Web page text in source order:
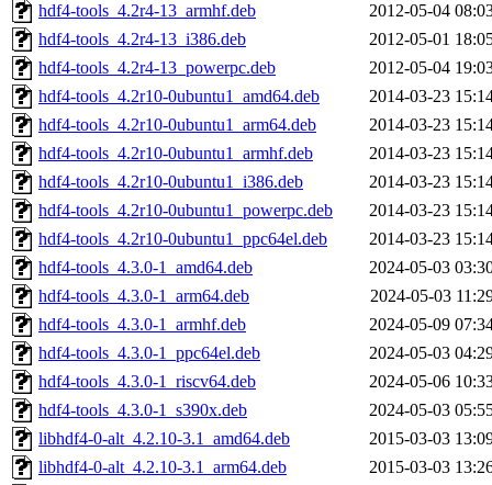
hdf4-tools_4.2r4-13_armhf.deb
2012-05-04
hdf4-tools_4.2r4-13_i386.deb
2012-05-01
hdf4-tools_4.2r4-13_powerpc.deb
2012-05-04
hdf4-tools_4.2r10-0ubuntu1_amd64.deb
2014-03-23
hdf4-tools_4.2r10-0ubuntu1_arm64.deb
2014-03-23
hdf4-tools_4.2r10-0ubuntu1_armhf.deb
2014-03-23
hdf4-tools_4.2r10-0ubuntu1_i386.deb
2014-03-23
hdf4-tools_4.2r10-0ubuntu1_powerpc.deb
2014-03-23
hdf4-tools_4.2r10-0ubuntu1_ppc64el.deb
2014-03-23
hdf4-tools_4.3.0-1_amd64.deb
2024-05-03
hdf4-tools_4.3.0-1_arm64.deb
2024-05-03
hdf4-tools_4.3.0-1_armhf.deb
2024-05-09
hdf4-tools_4.3.0-1_ppc64el.deb
2024-05-03
hdf4-tools_4.3.0-1_riscv64.deb
2024-05-06
hdf4-tools_4.3.0-1_s390x.deb
2024-05-03
libhdf4-0-alt_4.2.10-3.1_amd64.deb
2015-03-03
libhdf4-0-alt_4.2.10-3.1_arm64.deb
2015-03-03